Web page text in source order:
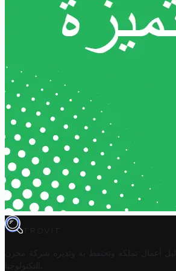
TROVIT
أعمال تملكه وتحتفظ به وتديره
شركة مخزن
التكنولوجيا